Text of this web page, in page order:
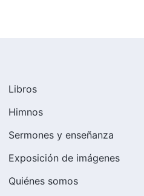
Libros
Himnos
Sermones y enseñanza
Exposición de imágenes
Quiénes somos